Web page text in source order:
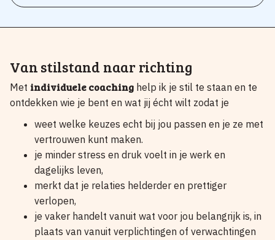
Van stilstand naar richting
Met individuele coaching help ik je stil te staan en te
ontdekken wie je bent en wat jij écht wilt zodat je
weet welke keuzes echt bij jou passen en je ze met
vertrouwen kunt maken.
je minder stress en druk voelt in je werk en
dagelijks leven,
merkt dat je relaties helderder en prettiger
verlopen,
je vaker handelt vanuit wat voor jou belangrijk is, in
plaats van vanuit verplichtingen of verwachtingen